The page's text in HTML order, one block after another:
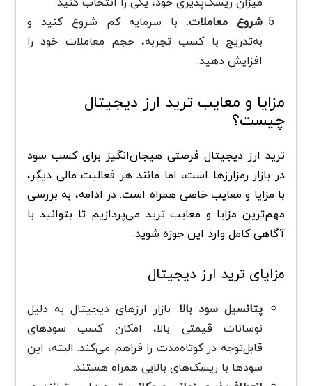
شروع معاملات: با سرمایه کم شروع کنید و
به‌تدریج با کسب تجربه، حجم معاملات خود را
افزایش دهید.
مزایا و معایب ترید ارز دیجیتال
چیست؟
ترید ارز دیجیتال فرصتی هیجان‌انگیز برای کسب سود
در بازار رمزارزها است، اما مانند هر فعالیت مالی دیگر،
با مزایا و معایب خاصی همراه است. در ادامه، به بررسی
مهم‌ترین مزایا و معایب ترید می‌پردازیم تا بتوانید با
آگاهی کامل وارد این حوزه شوید.
مزایای ترید ارز دیجیتال
پتانسیل سود بالا: بازار ارزهای دیجیتال به دلیل
نوسانات قیمتی بالا، امکان کسب سودهای
قابل‌توجه در کوتاه‌مدت را فراهم می‌کند. البته، این
سودها با ریسک‌های بالایی همراه هستند.